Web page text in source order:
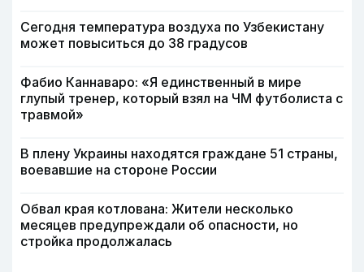
Сегодня температура воздуха по Узбекистану
может повыситься до 38 градусов
Фабио Каннаваро: «Я единственный в мире
глупый тренер, который взял на ЧМ футболиста с
травмой»
В плену Украины находятся граждане 51 страны,
воевавшие на стороне России
Обвал края котлована: Жители несколько
месяцев предупреждали об опасности, но
стройка продолжалась